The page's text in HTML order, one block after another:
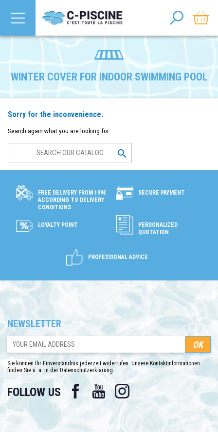
WINTER COVER FOR INDOOR SWIMMING POOL
Sorry for the inconvenience.
Search again what you are looking for

FREE DELIVERY FROM 199€
ACCORDING TO DELIVERY
CONDITIONS
SECURE PAYMENT
LOYALTY POINT
PERSONALIZED
QUOTATION
PROFESSIONAL ADVICE
NEWSLETTER
Sie können Ihr Einverständnis jederzeit widerrufen. Unsere Kontaktinformationen
finden Sie u. a. in der Datenschutzerklärung.
FOLLOW US Facebook YouTube Instagram